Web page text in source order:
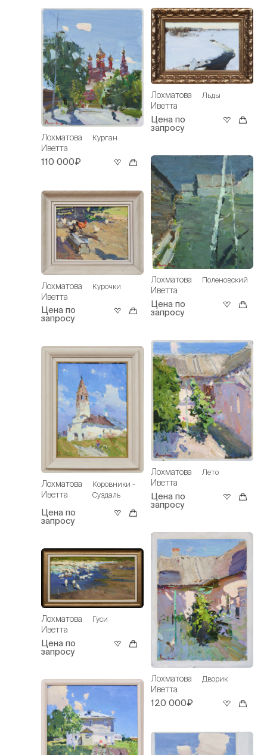
Лохматова
Иветта
Курган
110 000₽
Лохматова
Иветта
Курочки
Цена по
запросу
Лохматова
Иветта
Коровники -
Суздаль
Цена по
запросу
Лохматова
Иветта
Гуси
Цена по
запросу
Лохматова
Иветта
Льды
Цена по
запросу
Лохматова
Иветта
Поленовский
Цена по
запросу
Лохматова
Иветта
Лето
Цена по
запросу
Лохматова
Иветта
Дворик
120 000₽